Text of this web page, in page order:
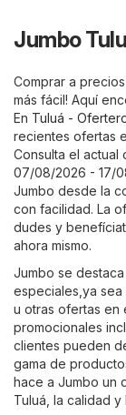
Jumbo
Comprar a
más fácil! Aquí
En Tuluá -
recientes ofertas
Consulta el
07/08/2026 - 17/
Jumbo desde la
con facilidad. La
dudes y
ahora mismo.
Jumbo se
especiales,ya
u otras ofertas en
promocionales
clientes pueden
gama de
hace a Jumbo un
Tuluá, la calidad